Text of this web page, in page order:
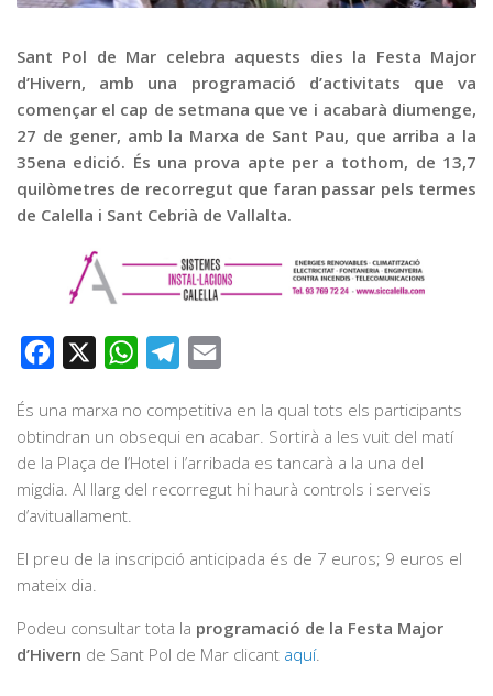
Contacte
Sant Pol de Mar celebra aquests dies la Festa Major
d’Hivern, amb una programació d’activitats que va
començar el cap de setmana que ve i acabarà diumenge,
27 de gener, amb la Marxa de Sant Pau, que arriba a la
35ena edició. És una prova apte per a tothom, de 13,7
quilòmetres de recorregut que faran passar pels termes
de Calella i Sant Cebrià de Vallalta.
Facebook WhatsAppTelegram
És una marxa no competitiva en la qual tots els participants
obtindran un obsequi en acabar. Sortirà a les vuit del matí
de la Plaça de l’Hotel i l’arribada es tancarà a la una del
migdia. Al llarg del recorregut hi haurà controls i serveis
d’avituallament.
El preu de la inscripció anticipada és de 7 euros; 9 euros el
mateix dia.
Podeu consultar tota la programació de la Festa Major
d’Hivern de Sant Pol de Mar clicant aquí.